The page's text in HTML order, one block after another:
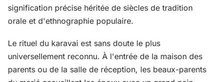
signification précise héritée de siècles de tradition
orale et d'ethnographie populaire.
Le rituel du karavai est sans doute le plus
universellement reconnu. À l'entrée de la maison des
parents ou de la salle de réception, les beaux-parents